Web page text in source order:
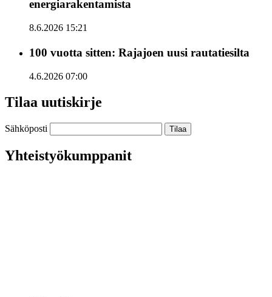
energiarakentamista
8.6.2026 15:21
100 vuotta sitten: Rajajoen uusi rautatiesilta
4.6.2026 07:00
Tilaa uutiskirje
Sähköposti
Yhteistyökumppanit